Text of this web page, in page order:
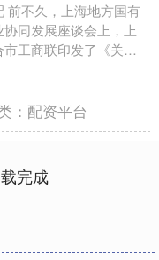
前不久，上海地方国有
同发展座谈会上，上
工商联印发了《关于
方国有企业与民营企
意见》....
： 配资平台
完成